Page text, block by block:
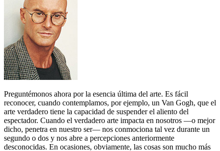
Preguntémonos ahora por la esencia última del arte. Es fácil
reconocer, cuando contemplamos, por ejemplo, un Van Gogh, que el
arte verdadero tiene la capacidad de suspender el aliento del
espectador. Cuando el verdadero arte impacta en nosotros ―o mejor
dicho, penetra en nuestro ser― nos conmociona tal vez durante un
segundo o dos y nos abre a percepciones anteriormente
desconocidas. En ocasiones, obviamente, las cosas son mucho más